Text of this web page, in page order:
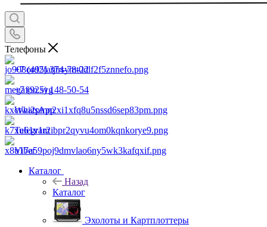
Телефоны
+7 (495) 374-78-22
+7 (925) 148-50-54
WhatsApp
Telegram
Viber
Каталог
Назад
Каталог
Эхолоты и Картплоттеры